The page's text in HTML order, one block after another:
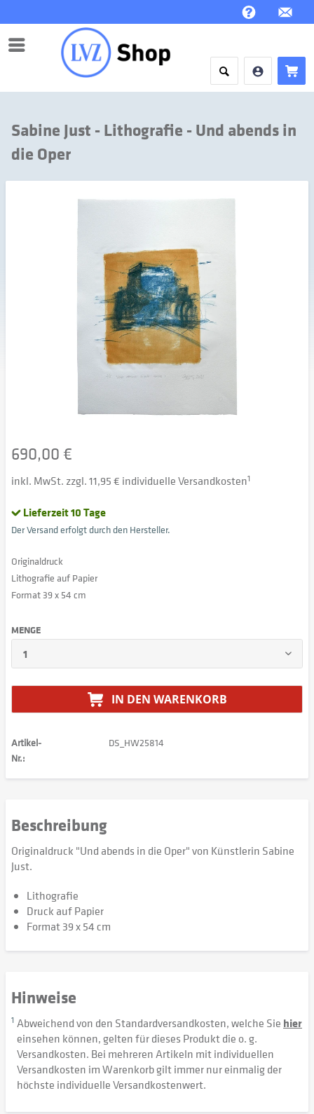
Menü
Sabine Just - Lithografie - Und abends in
die Oper
690,00 €
inkl. MwSt. zzgl. 11,95 € individuelle Versandkosten1
Lieferzeit 10 Tage
Der Versand erfolgt durch den Hersteller.
Originaldruck
Lithografie auf Papier
Format 39 x 54 cm
MENGE
IN DEN WARENKORB
Artikel-
Nr.:
DS_HW25814
Beschreibung
Originaldruck "Und abends in die Oper" von Künstlerin Sabine
Just.
Lithografie
Druck auf Papier
Format 39 x 54 cm
Hinweise
1 Abweichend von den Standardversandkosten, welche Sie hier
einsehen können, gelten für dieses Produkt die o. g.
Versandkosten. Bei mehreren Artikeln mit individuellen
Versandkosten im Warenkorb gilt immer nur einmalig der
höchste individuelle Versandkostenwert.